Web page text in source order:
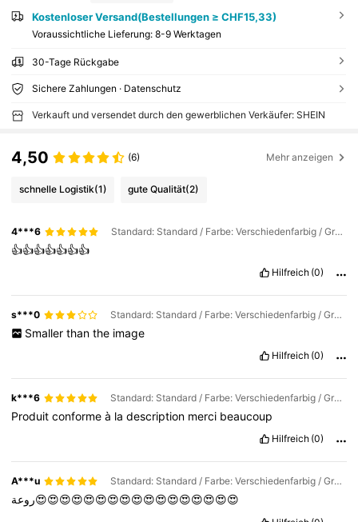
Kostenloser Versand(Bestellungen ≥ CHF15,33)
Voraussichtliche Lieferung: 8-9 Werktagen
30-Tage Rückgabe
Sichere Zahlungen · Datenschutz
Verkauft und versendet durch den gewerblichen Verkäufer: SHEIN
4,50 (6) Mehr anzeigen
schnelle Logistik(1) gute Qualität(2)
4***6 Standard: Standard / Farbe: Verschiedenfarbig / Größe: 50 Filterpads + 5 Klettstreifen
👍👍👍👍👍👍👍
Hilfreich (0)
s***0 Standard: Standard / Farbe: Verschiedenfarbig / Größe: 10 Filterpads + 1 Klettstreifen
Smaller than the image
Hilfreich (0)
k***6 Standard: Standard / Farbe: Verschiedenfarbig / Größe: 10 Filterpads + 1 Klettstreifen
Produitconformeà ladescription merci beaucoup
Hilfreich (0)
A***u Standard: Standard / Farbe: Verschiedenfarbig / Größe: 200 Filterpads + 20 Klettstreifen
روعة😍😍😍😍😍😍😍😍😍😍😍😍😍😍😍😍😍